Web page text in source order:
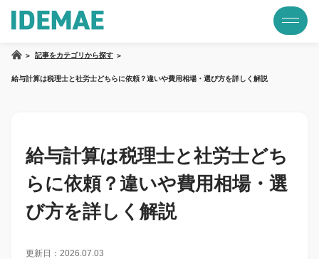
記事をカテゴリから探す
給与計算は税理士と社労士どちらに依頼？違いや費用相場・選び方を詳しく解説
給与計算は税理士と社労士どち
らに依頼？違いや費用相場・選
び方を詳しく解説
更新日：2026.07.03